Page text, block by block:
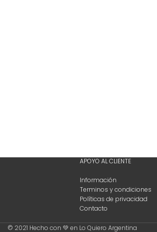
APOYO AL CLIENTE
Información
Terminos y condiciones
Políticas de privacidad
Contacto
© 2021 Hecho con 💚 en Lo Quiero Argentina